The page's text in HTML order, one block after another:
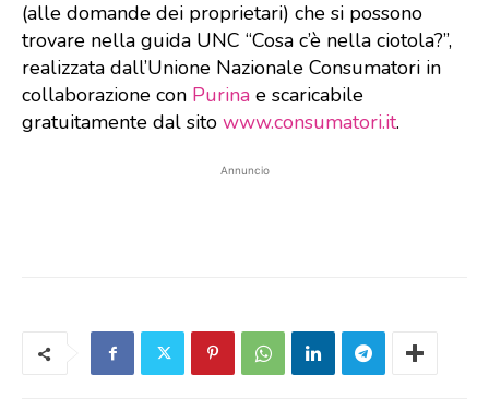
(alle domande dei proprietari) che si possono
trovare nella guida UNC “Cosa c’è nella ciotola?”,
realizzata dall’Unione Nazionale Consumatori in
collaborazione con Purina e scaricabile
gratuitamente dal sito www.consumatori.it.
Annuncio